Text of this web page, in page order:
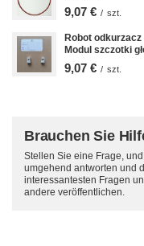
9,07 € / szt.
Robot odkurzacz
Modul szczotki
9,07 € / szt.
Brauchen Sie
Stellen Sie eine Frage,
umgehend antworten und
interessantesten Fragen
andere veröffentlichen.